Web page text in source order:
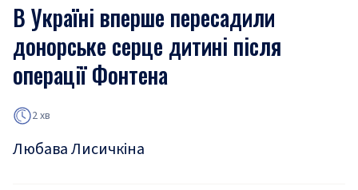
В Україні вперше пересадили
донорське серце дитині після
операції Фонтена
2 хв
Любава Лисичкіна